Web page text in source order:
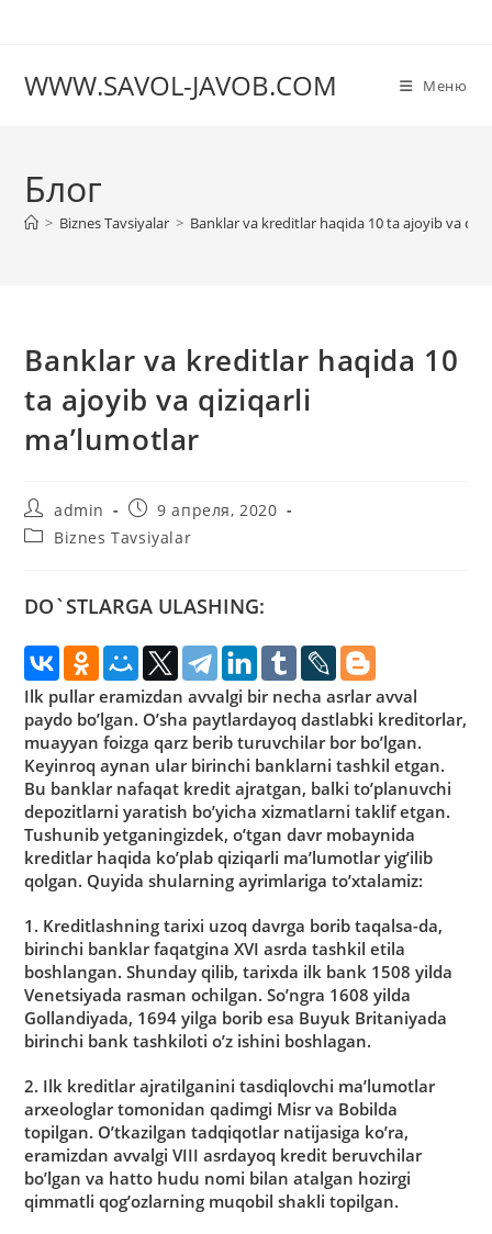
WWW.SAVOL-JAVOB.COM Меню
Блог
> Biznes Tavsiyalar > Banklar va kreditlar haqida 10 ta ajoyib va
Banklar va kreditlar haqida 10
ta ajoyib va qiziqarli
maʼlumotlar
Автор
записи:
admin
Запись
опубликована:
9 апреля, 2020
РубрикаBiznes Tavsiyalar
DO`STLARGA ULASHING:
Ilk pullar eramizdan avvalgi bir necha asrlar avval
paydo boʼlgan. Oʼsha paytlardayoq dastlabki kreditorlar,
muayyan foizga qarz berib turuvchilar bor boʼlgan.
Keyinroq aynan ular birinchi banklarni tashkil etgan.
Bu banklar nafaqat kredit ajratgan, balki toʼplanuvchi
depozitlarni yaratish boʼyicha xizmatlarni taklif etgan.
Tushunib yetganingizdek, oʼtgan davr mobaynida
kreditlar haqida koʼplab qiziqarli maʼlumotlar yigʼilib
qolgan. Quyida shularning ayrimlariga toʼxtalamiz:
1. Kreditlashning tarixi uzoq davrga borib taqalsa-da,
birinchi banklar faqatgina XVI asrda tashkil etila
boshlangan. Shunday qilib, tarixda ilk bank 1508 yilda
Venetsiyada rasman ochilgan. Soʼng­ra 1608 yilda
Gollandiyada, 1694 yilga borib esa Buyuk Britaniyada
birinchi bank tashkiloti oʼz ishini boshlagan.
2. Ilk kreditlar ajratilganini tasdiqlovchi maʼlumotlar
arxeologlar tomonidan qadimgi Misr va Bobilda
topilgan. Oʼtkazilgan tadqiqotlar natijasiga koʼra,
eramizdan avvalgi VIII asrdayoq kredit beruvchilar
boʼlgan va hatto hudu nomi bilan atalgan hozirgi
qimmatli qogʼozlarning muqobil shakli topilgan.